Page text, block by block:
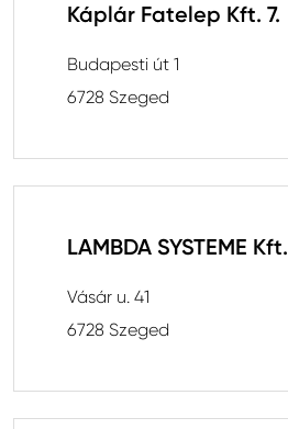
Káplár Fatelep Kft. 7.
Budapesti út 1
6728 Szeged
LAMBDA SYSTEME Kft.
Vásár u. 41
6728 Szeged